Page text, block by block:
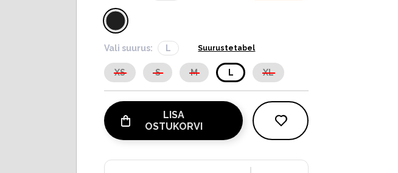
Vali suurus: L Suurustetabel
XS S M L XL
LISA
OSTUKORVI